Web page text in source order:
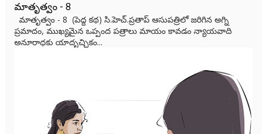
మాతృత్వం - 8
మాతృత్వం - 8 (పెద్ద కథ) సి.హెచ్.ప్రతాప్ ఆసుపత్రిలో జరిగిన అగ్ని
ప్రమాదం, ముఖ్యమైన ఒప్పంద పత్రాలు మాయం కావడం న్యాయవాది
అనూరాధకు యాదృచ్ఛికం...